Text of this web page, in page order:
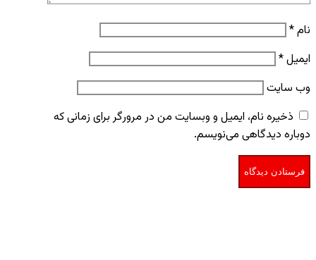
نام*
ایمیل*
وب‌ سایت
ذخیره نام، ایمیل و وبسایت من در مرورگر برای زمانی که
دوباره دیدگاهی می‌نویسم.